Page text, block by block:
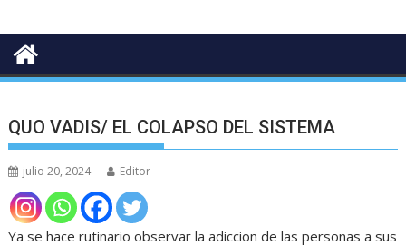
QUO VADIS/ EL COLAPSO DEL SISTEMA
julio 20, 2024 Editor
Ya se hace rutinario observar la adiccion de las personas a sus